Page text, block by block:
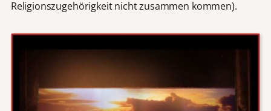
Religionszugehörigkeit nicht zusammen kommen).